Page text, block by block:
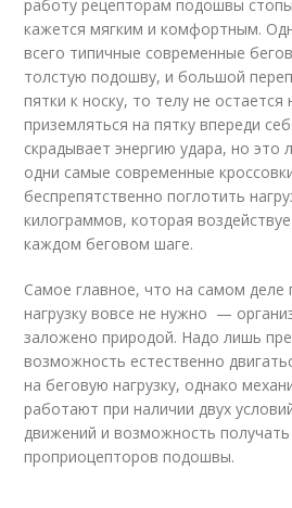
работу рецепторам подошвы
кажется мягким и комфортным.
всего типичные современные
толстую подошву, и большой
пятки к носку, то телу не остается
приземляться на пятку впереди
скрадывает энергию удара, но
одни самые современные
беспрепятственно поглотить
килограммов, которая
каждом беговом шаге.
Самое главное, что на самом деле
нагрузку вовсе не нужно —
заложено природой. Надо лишь
возможность естественно
на беговую нагрузку, однако
работают при наличии двух
движений и возможность получать
проприоцепторов подошвы.